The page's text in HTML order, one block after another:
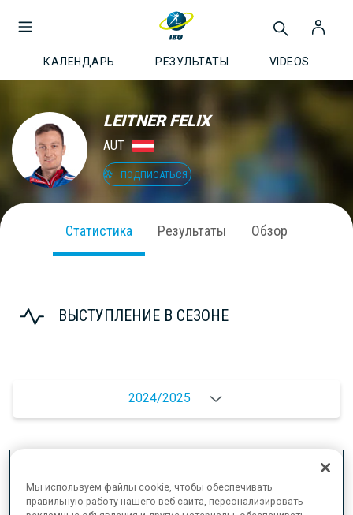
КАЛЕНДАРЬ РЕЗУЛЬТАТЫ VIDEOS
LEITNER FELIX
AUT
ПОДПИСАТЬСЯ
Статистика Результаты Обзор
ВЫСТУПЛЕНИЕ В СЕЗОНЕ
2024/2025
Мы используем файлы cookie, чтобы обеспечивать
правильную работу нашего веб-сайта, персонализировать